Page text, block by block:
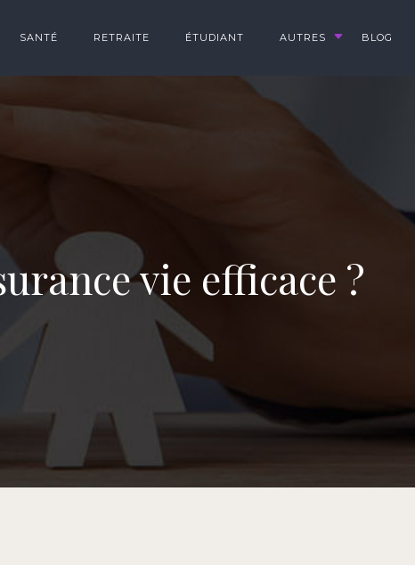
SANTÉ RETRAITE ÉTUDIANT AUTRES BLOG
vie efficace ?